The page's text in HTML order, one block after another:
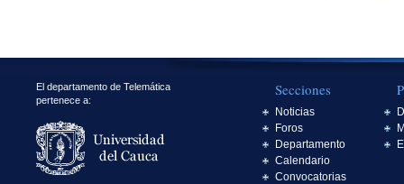
El departamento de Telemática
pertenece a:
Secciones
Noticias
Foros
Departamento
Calendario
Convocatorias